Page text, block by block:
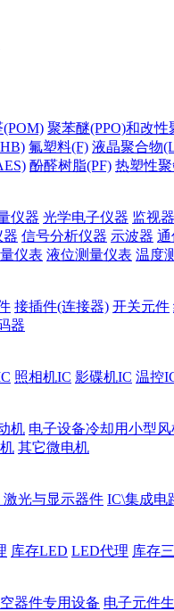
聚苯醚(PPO)和改性
氟塑料(F) 液晶聚合物
酚醛树脂(PF) 热塑性
仪器 光学电子仪器 监视器
器 信号分析仪器 示波器 通
仪表 液位测量仪表 温度
接插件(连接器) 开关元件
器
照相机IC 影碟机IC 温控
机 电子设备冷却用小型风
其它微电机
激光与显示器件 IC\集成电
库存LED LED代理 库存
器件专用设备 电子元件